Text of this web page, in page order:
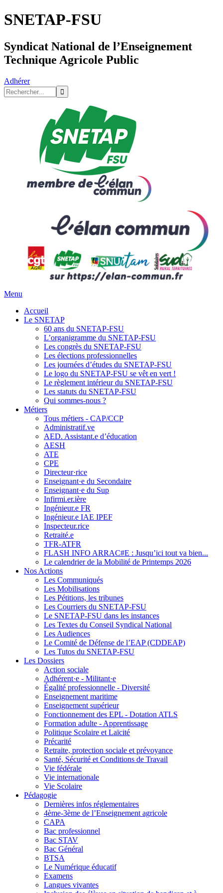
SNETAP-FSU
Syndicat National de l’Enseignement
Technique Agricole Public
Adhérer
Menu
Accueil
Le SNETAP
60 ans du SNETAP-FSU
L’organigramme du SNETAP-FSU
Les congrès du SNETAP-FSU
Les élections professionnelles
Les journées d’études du SNETAP-FSU
Le logo du SNETAP-FSU se vêt en vert !
Le règlement intérieur du SNETAP-FSU
Les statuts du SNETAP-FSU
Qui sommes-nous ?
Métiers
Tous métiers - CAP/CCP
Administratif.ve
AED. Assistant.e d’éducation
AESH
ATE
CPE
Directeur·rice
Enseignant·e du Secondaire
Enseignant·e du Sup
Infirmi.er.ière
Ingénieur.e FR
Ingénieur.e IAE IPEF
Inspecteur.rice
Retraité.e
TFR-ATFR
FLASH INFO ARRAC#E : Jusqu’ici tout va bien...
Le calendrier de la Mobilité de Printemps 2026
Nos Actions
Les Communiqués
Les Mobilisations
Les Pétitions, les tribunes
Les Courriers du SNETAP-FSU
Le SNETAP-FSU dans les instances
Les Textes du Conseil Syndical National
Les Audiences
Le Comité de Défense de l’EAP (CDDEAP)
Les Tutos du SNETAP-FSU
Les Dossiers
Action sociale
Adhérent·e - Militant·e
Égalité professionnelle - Diversité
Enseignement maritime
Enseignement supérieur
Fonctionnement des EPL - Dotation ATLS
Formation adulte - Apprentissage
Politique Scolaire et Laïcité
Précarité
Retraite, protection sociale et prévoyance
Santé, Sécurité et Conditions de Travail
Vie fédérale
Vie internationale
Vie Scolaire
Pédagogie
Dernières infos réglementaires
4ème-3ème de l’Enseignement agricole
CAPA
Bac professionnel
Bac STAV
Bac Général
BTSA
Le Numérique éducatif
Examens
Langues vivantes